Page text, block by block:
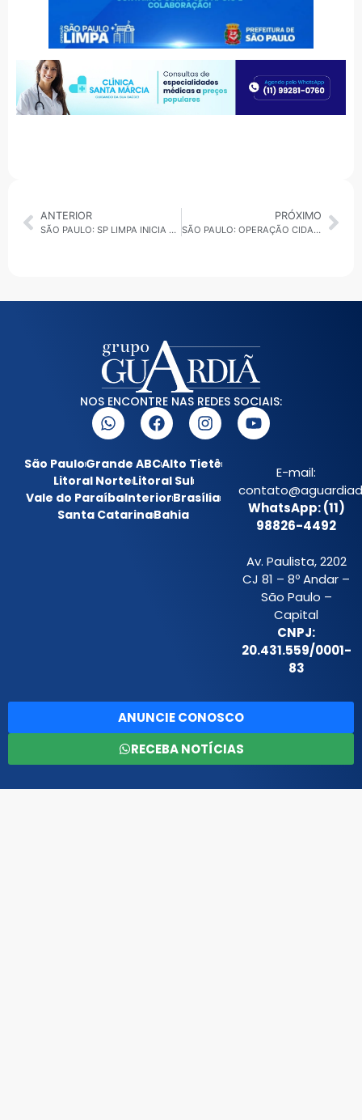
ANTERIOR
SÃO PAULO: SP LIMPA INICIA REPAROS NA AVENIDA BRAZ LEME
PRÓXIMO
SÃO PAULO: OPERAÇÃO CIDADE LIMPA E MAIS VERDE ACONTECE EM ERMELINO MATARAZZO
NOS ENCONTRE NAS REDES SOCIAIS:
São PauloGrande ABCAlto Tietê
Litoral NorteLitoral Sul
Vale do ParaíbaInteriorBrasília
Santa CatarinaBahia
E-mail:
WhatsApp: (11)
98826-4492
Av. Paulista, 2202
CJ 81 – 8º Andar –
São Paulo –
Capital
CNPJ:
20.431.559/0001-
83
ANUNCIE CONOSCO
RECEBA NOTÍCIAS